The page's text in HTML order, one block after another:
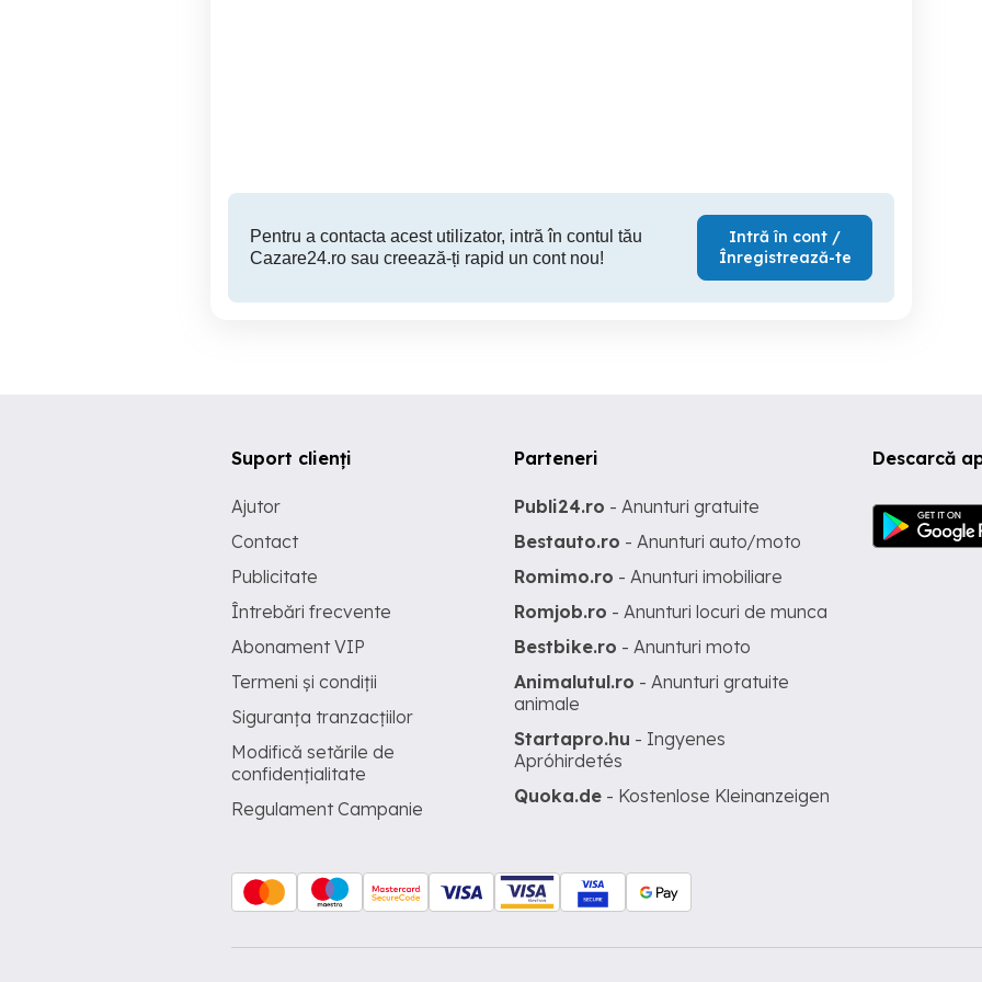
Pentru a contacta acest utilizator, intră în contul tău
Cazare24.ro sau creează-ți rapid un cont nou!
Intră în cont /
Înregistrează-te
Descarcă
Suport clienți
Ajutor
Contact
Publicitate
Întrebări frecvente
Abonament VIP
Termeni și condiții
Siguranța tranzacțiilor
Modifică setările de
confidențialitate
Regulament Campanie
Parteneri
Publi24.ro - Anunturi gratuite
Bestauto.ro - Anunturi auto/moto
Romimo.ro - Anunturi imobiliare
Romjob.ro - Anunturi locuri de munca
Bestbike.ro - Anunturi moto
Animalutul.ro - Anunturi gratuite
animale
Startapro.hu - Ingyenes
Apróhirdetés
Quoka.de - Kostenlose Kleinanzeigen